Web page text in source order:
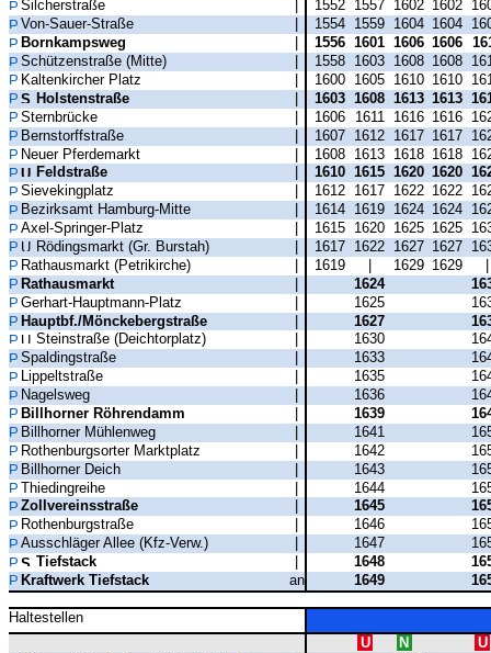
Silcherstraße
1552 1557 1602 1602
Von-Sauer-Straße
1554 1559 1604 1604
Bornkampsweg
1556 1601 1606 1606
Schützenstraße (Mitte)
1558 1603 1608 1608
Kaltenkircher Platz
1600 1605 1610 1610
Holstenstraße
1603 1608 1613 1613
Sternbrücke
1606 1611 1616 1616
Bernstorffstraße
| 1607 1612 1617 1617
Neuer Pferdemarkt
| 1608 1613 1618 1618
Feldstraße
1610 1615 1620 1620
Sievekingplatz
1612 1617 1622 1622
Bezirksamt Hamburg-Mitte
1614 1619 1624 1624
Axel-Springer-Platz
1615 1620 1625 1625
Rödingsmarkt (Gr. Burstah)
1617 1622 1627 1627
Rathausmarkt (Petrikirche)
1619 1629 1629
Rathausmarkt
1624
Gerhart-Hauptmann-Platz
| 1625
Hauptbf./Mönckebergstraße
| 1627
Steinstraße (Deichtorplatz)
1630
Spaldingstraße
1633
Lippeltstraße
1635
Nagelsweg
1636
Billhorner Röhrendamm
1639
Billhorner Mühlenweg
1641
Rothenburgsorter Marktplatz
1642
Billhorner Deich
| 1643
Thiedingreihe
| 1644
Zollvereinsstraße
1645
Rothenburgstraße
1646
Ausschläger Allee (Kfz-Verw.)
1647
Tiefstack
1648
Kraftwerk Tiefstack
an 1649
Haltestellen
U
N
U